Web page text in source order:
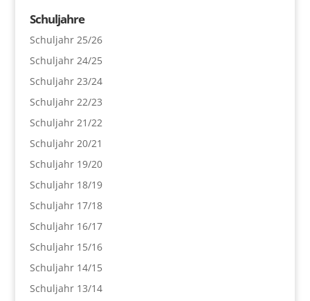
Schuljahre
Schuljahr 25/26
Schuljahr 24/25
Schuljahr 23/24
Schuljahr 22/23
Schuljahr 21/22
Schuljahr 20/21
Schuljahr 19/20
Schuljahr 18/19
Schuljahr 17/18
Schuljahr 16/17
Schuljahr 15/16
Schuljahr 14/15
Schuljahr 13/14